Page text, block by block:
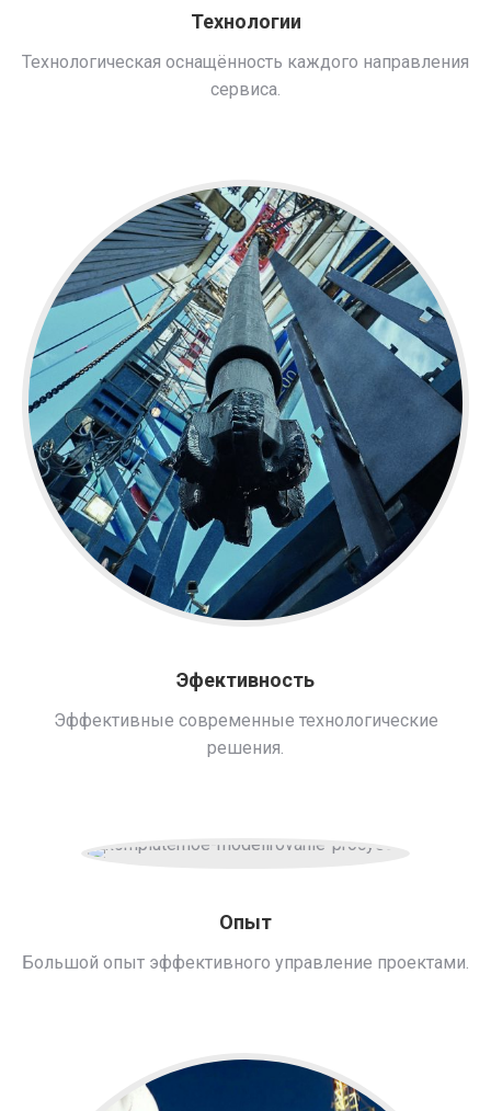
Технологии
Технологическая оснащённость каждого направления
сервиса.
Эфективность
Эффективные современные технологические
решения.
Опыт
Большой опыт эффективного управление проектами.